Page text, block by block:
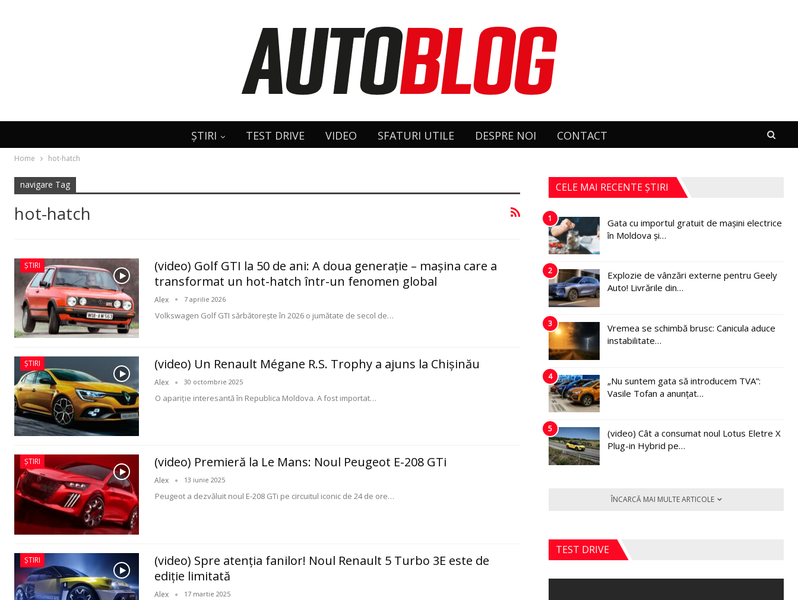
ȘTIRI TEST DRIVE VIDEO SFATURI UTILE DESPRE NOI CONTACT
Home hot-hatch
navigare Tag
hot-hatch
ȘTIRI
(video) Golf GTI la 50 de ani: A doua generație – mașina care a
transformat un hot-hatch într-un fenomen global
Alex 7 aprilie 2026
Volkswagen Golf GTI sărbătorește în 2026 o jumătate de secol de…
ȘTIRI (video) Un Renault Mégane R.S. Trophy a ajuns la Chișinău
Alex 30 octombrie 2025
O apariție interesantă în Republica Moldova. A fost importat…
ȘTIRI (video) Premieră la Le Mans: Noul Peugeot E-208 GTi
Alex 13 iunie 2025
Peugeot a dezvăluit noul E-208 GTi pe circuitul iconic de 24 de ore…
ȘTIRI
(video) Spre atenția fanilor! Noul Renault 5 Turbo 3E este de
ediție limitată
Alex 17 martie 2025
CELE MAI RECENTE ȘTIRI
1
Gata cu importul gratuit de mașini electrice
în Moldova și…
2
Explozie de vânzări externe pentru Geely
Auto! Livrările din…
3
Vremea se schimbă brusc: Canicula aduce
instabilitate…
4
„Nu suntem gata să introducem TVA”:
Vasile Tofan a anunțat…
5
(video) Cât a consumat noul Lotus Eletre X
Plug-in Hybrid pe…
ÎNCARCĂ MAI MULTE ARTICOLE
TEST DRIVE